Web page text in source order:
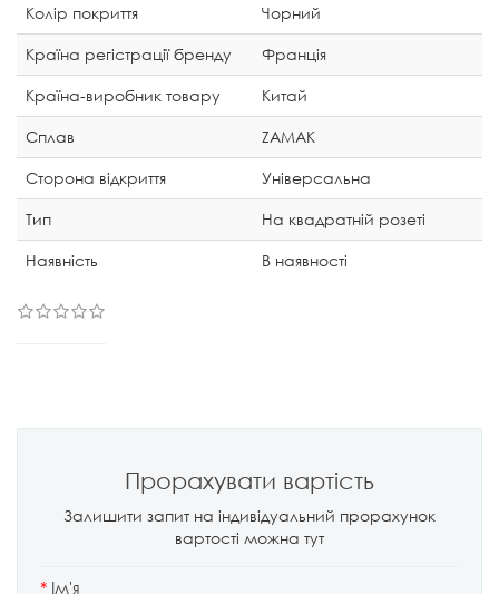
Колір покриття
Чорний
Країна регістрації бренду
Франція
Країна-виробник товару
Китай
Сплав
ZAMAK
Сторона відкриття
Універсальна
Тип
На квадратній розеті
Наявність
В наявності
Прорахувати вартість
Залишити запит на індивідуальний прорахунок
вартості можна тут
* Ім'я